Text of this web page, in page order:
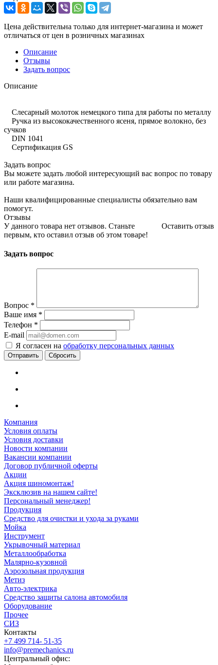
Цена действительна только для интернет-магазина и может
отличаться от цен в розничных магазинах
Описание
Отзывы
Задать вопрос
Описание
Слесарный молоток немецкого типа для работы по металлу
Ручка из высококачественного ясеня, прямое волокно, без
сучков
DIN 1041
Сертификация GS
Задать вопрос
Вы можете задать любой интересующий вас вопрос по товару
или работе магазина.
Наши квалифицированные специалисты обязательно вам
помогут.
Отзывы
Оставить отзыв
У данного товара нет отзывов. Станьте
первым, кто оставил отзыв об этом товаре!
Задать вопрос
Вопрос *
Ваше имя *
Телефон *
E-mail
Я согласен на обработку персональных данных
Сбросить
Компания
Условия оплаты
Условия доставки
Новости компании
Вакансии компании
Договор публичной оферты
Акции
Акция шиномонтаж!
Эксклюзив на нашем сайте!
Персональный менеджер!
Продукция
Средство для очистки и ухода за руками
Мойка
Инструмент
Укрывочный материал
Металлообработка
Малярно-кузовной
Аэрозольная продукция
Метиз
Авто-электрика
Средство защиты салона автомобиля
Оборудование
Прочее
СИЗ
Контакты
+7 499 714- 51-35
info@premechanics.ru
Центральный офис: